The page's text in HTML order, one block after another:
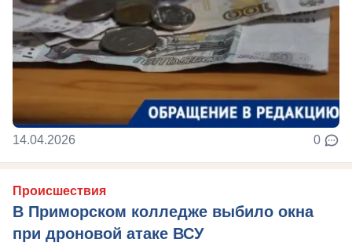
14.04.2026 0
Происшествия
В Приморском колледже выбило окна
при дроновой атаке ВСУ